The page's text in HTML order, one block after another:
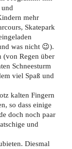
mehr
Skatepark
was nicht 😉).
(von Regen über
Schneesturm
viel Spaß und
kalten Fingern
so dass einige
doch noch paar
und
Diesmal